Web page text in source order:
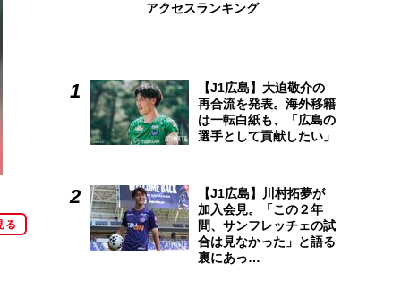
る
アクセスランキング
【J1広島】大迫敬介の
再合流を発表。海外移籍
は一転白紙も、「広島の
選手として貢献したい」
【J1広島】川村拓夢が
加入会見。「この２年
間、サンフレッチェの試
合は見なかった」と語る
裏にあっ…